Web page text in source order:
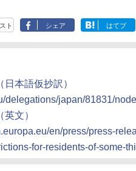
ト シェア はてブ
本語仮抄訳）
delegations/japan/81831/
文）
en/press/press-
for-residents-of-some-